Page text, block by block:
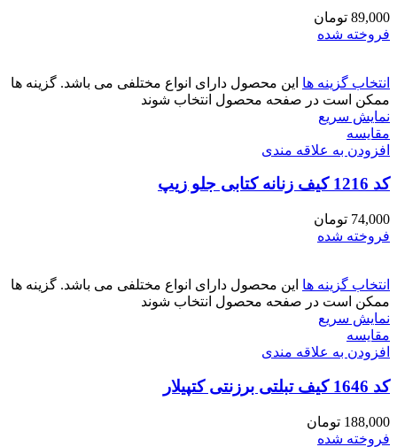
89,000 تومان
فروخته شده
انتخاب گزینه ها این محصول دارای انواع مختلفی می باشد. گزینه ها
ممکن است در صفحه محصول انتخاب شوند
نمایش سریع
مقايسه
افزودن به علاقه مندی
کد 1216 کیف زنانه کتابی جلو زیپ
74,000 تومان
فروخته شده
انتخاب گزینه ها این محصول دارای انواع مختلفی می باشد. گزینه ها
ممکن است در صفحه محصول انتخاب شوند
نمایش سریع
مقايسه
افزودن به علاقه مندی
کد 1646 کیف تبلتی برزنتی کتپیلار
188,000 تومان
فروخته شده